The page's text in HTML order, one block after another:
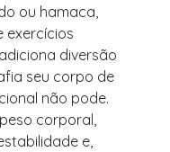
ou hamaca,
exercícios
diversão
seu corpo de
não pode.
corporal,
e,